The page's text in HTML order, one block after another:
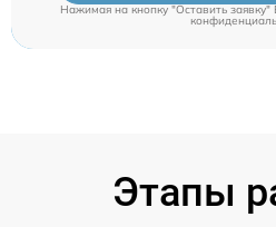
Нажимая на кнопку "Оставить
Этапы